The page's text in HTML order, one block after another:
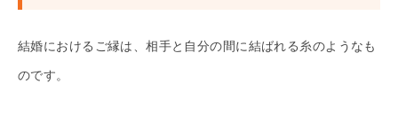
結婚におけるご縁は、相手と自分の間に結ばれる糸のようなも
のです。